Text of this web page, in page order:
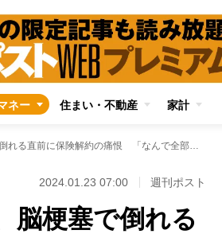
ネー 住まい・不動産 家計
元ドロンズ・大島直也さん、脳梗塞で倒れる直前に保険解約の痛恨 「なんで全部解約したんだ、俺のバカ！」
2024.01.23 07:00 週刊ポスト
脳梗塞で倒れる